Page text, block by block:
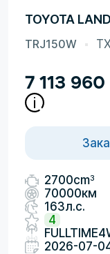
TOYOTA
TRJ150W
7 113 960
2700cm3
70000км
163л.с.
4
2026-07-